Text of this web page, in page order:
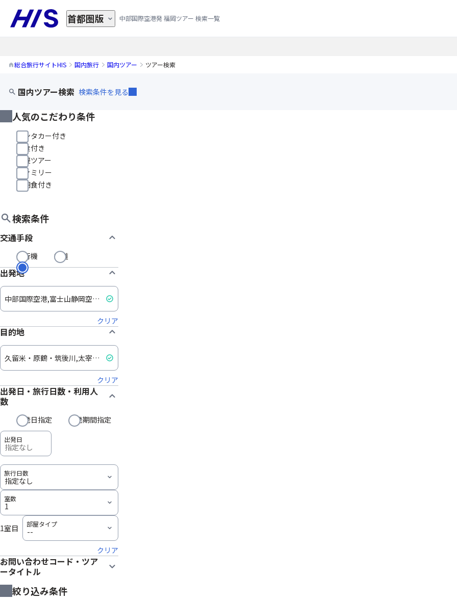
中部国際空港発 福岡ツアー 検索一覧
首都圏版
総合旅行サイトHIS 国内旅行 国内ツアー ツアー検索
国内ツアー検索 検索条件を見る
人気のこだわり条件
レンタカー付き
朝食付き
周遊ツアー
ファミリー
夕朝食付き
検索条件
交通手段
飛行機 鉄道
出発地
クリア
目的地
クリア
出発日・旅行日数・利用人
数
出発日指定 出発期間指定
1室目
クリア
お問い合わせコード・ツア
ータイトル
絞り込み条件